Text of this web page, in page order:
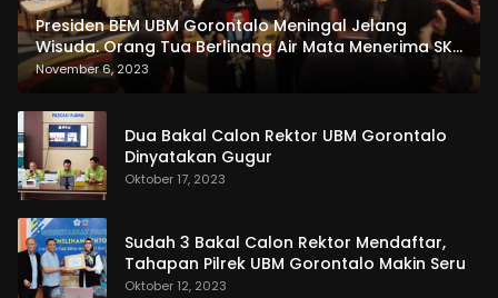
Presiden BEM UBM Gorontalo Meningal Jelang
Wisuda. Orang Tua Berlinang Air Mata Menerima SKL
dan Pemasangan Salempang
November 6, 2023
Dua Bakal Calon Rektor UBM Gorontalo
Dinyatakan Gugur
Oktober 17, 2023
Sudah 3 Bakal Calon Rektor Mendaftar,
Tahapan Pilrek UBM Gorontalo Makin Seru
Oktober 12, 2023